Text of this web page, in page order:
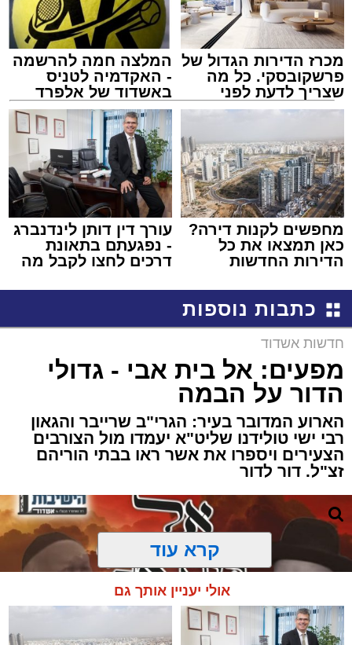
מכרז הדירות הגדול של
פרשקובסקי. כל מה
שצריך לדעת לפני
שמגישים הצעה לדירה
המלצה חמה להרשמה
- האקדמיה לטניס
באשדוד של אלפרד
קריאולנסקי - לילדים
מחפשים לקנות דירה?
כאן תמצאו את כל
הדירות החדשות
עורך דין דותן לינדנברג
- נפגעתם בתאונת
דרכים לחצו לקבל מה
כתבות נוספות
חדשות אשדוד
מפעים: אל בית אבי - גדולי
הדור על הבמה
הארוע המדובר בעיר: הגרי"ב שרייבר והגאון
רבי ישי טולידנו שליט"א יעמדו מול הצורבים
הצעירים ויספרו את אשר ראו בבתי הוריהם
זצ"ל. דור לדור
קרא עוד
אולי יעניין אותך גם